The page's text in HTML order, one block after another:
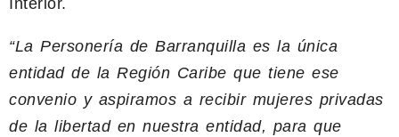
Interior.
“La Personería de Barranquilla es la única
entidad de la Región Caribe que tiene ese
convenio y aspiramos a recibir mujeres privadas
de la libertad en nuestra entidad, para que